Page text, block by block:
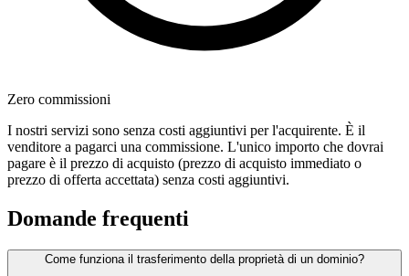
Zero commissioni
I nostri servizi sono senza costi aggiuntivi per l'acquirente. È il
venditore a pagarci una commissione. L'unico importo che dovrai
pagare è il prezzo di acquisto (prezzo di acquisto immediato o
prezzo di offerta accettata) senza costi aggiuntivi.
Domande frequenti
Come funziona il trasferimento della proprietà di un dominio?